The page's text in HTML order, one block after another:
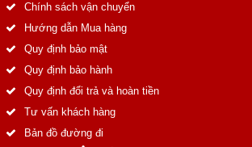
Chính sách vận chuyển
Hướng dẫn Mua hàng
Quy định bảo mật
Quy định bảo hành
Quy định đổi trả và hoàn tiền
Tư vấn khách hàng
Bản đồ đường đi